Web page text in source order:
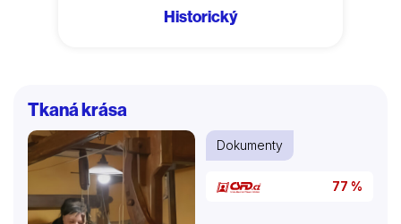
Historický
Tkaná krása
Dokumenty
77 %